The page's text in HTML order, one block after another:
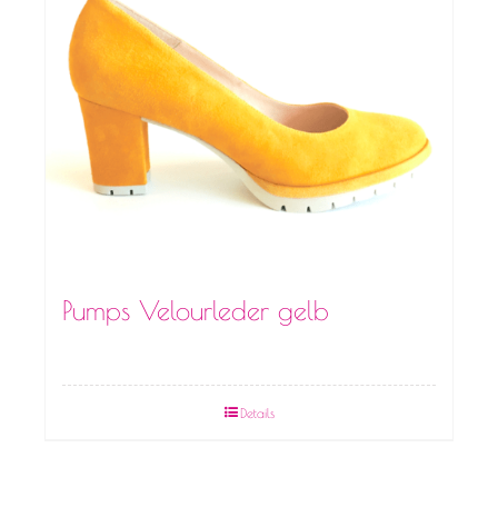
Pumps Velourleder gelb
Details